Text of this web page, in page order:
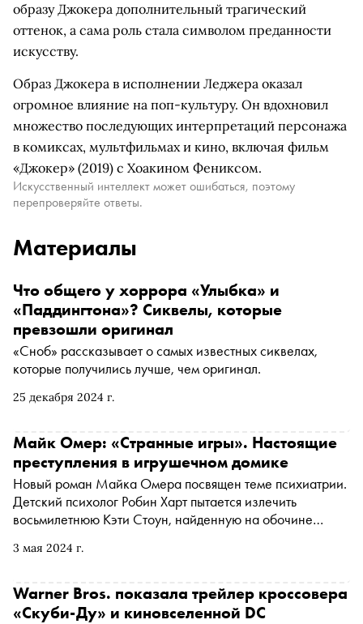
образу Джокера дополнительный трагический
оттенок, а сама роль стала символом преданности
искусству.
Образ Джокера в исполнении Леджера оказал
огромное влияние на поп-культуру. Он вдохновил
множество последующих интерпретаций персонажа
в комиксах, мультфильмах и кино, включая фильм
«Джокер» (2019) с Хоакином Фениксом.
Искусственный интеллект может ошибаться, поэтому
перепроверяйте ответы.
Материалы
25 декабря 2024 г.
Что общего у хоррора «Улыбка» и
«Паддингтона»? Сиквелы, которые
превзошли оригинал
«Сноб» рассказывает о самых известных сиквелах,
которые получились лучше, чем оригинал.
3 мая 2024 г.
Майк Омер: «Странные игры». Настоящие
преступления в игрушечном домике
Новый роман Майка Омера посвящен теме психиатрии.
Детский психолог Робин Харт пытается излечить
восьмилетнюю Кэти Стоун, найденную на обочине
использует игровую терапию, но ребенок начинает
выходит в издательстве Inspiria в начале мая. «Сноб»
публикует фрагмент
Warner Bros. показала трейлер кроссовера
«Скуби-Ду» и киновселенной DC